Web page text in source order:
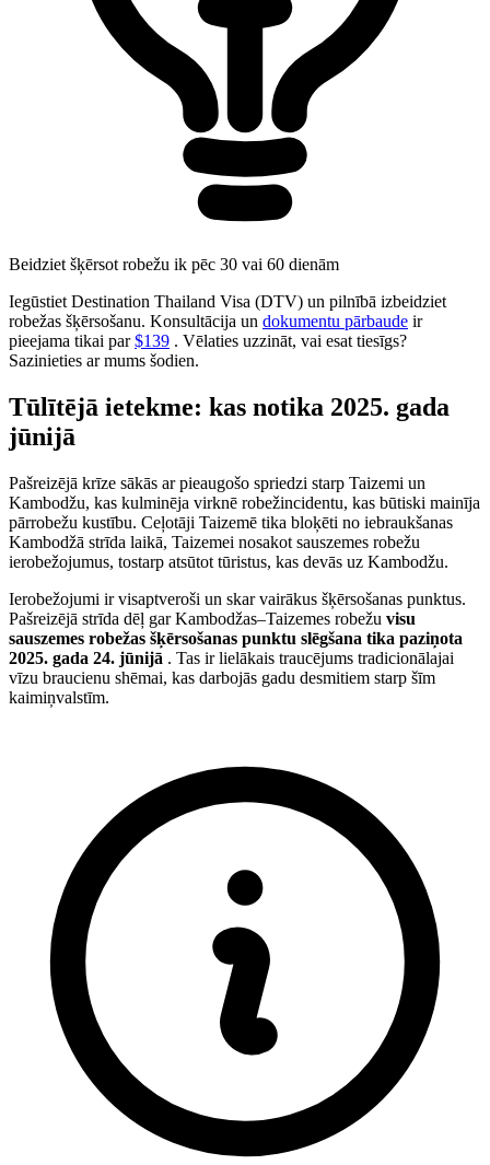
Beidziet šķērsot robežu ik pēc 30 vai 60 dienām
Iegūstiet Destination Thailand Visa (DTV) un pilnībā izbeidziet
robežas šķērsošanu. Konsultācija un dokumentu pārbaude ir
pieejama tikai par$139 . Vēlaties uzzināt, vai esat tiesīgs?
Sazinieties ar mums šodien.
Tūlītējā ietekme: kas notika 2025. gada
jūnijā
Pašreizējā krīze sākās ar pieaugošo spriedzi starp Taizemi un
Kambodžu, kas kulminēja virknē robežincidentu, kas būtiski mainīja
pārrobežu kustību. Ceļotāji Taizemē tika bloķēti no iebraukšanas
Kambodžā strīda laikā, Taizemei nosakot sauszemes robežu
ierobežojumus, tostarp atsūtot tūristus, kas devās uz Kambodžu.
Ierobežojumi ir visaptveroši un skar vairākus šķērsošanas punktus.
Pašreizējā strīda dēļ gar Kambodžas–Taizemes robežu visu
sauszemes robežas šķērsošanas punktu slēgšana tika paziņota
2025. gada 24. jūnijā . Tas ir lielākais traucējums tradicionālajai
vīzu braucienu shēmai, kas darbojās gadu desmitiem starp šīm
kaimiņvalstīm.